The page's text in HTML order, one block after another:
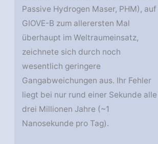
Passive Hydrogen Maser, PHM), auf
GIOVE-B zum allerersten Mal
überhaupt im Weltraumeinsatz,
zeichnete sich durch noch
wesentlich geringere
Gangabweichungen aus. Ihr Fehler
liegt bei nur rund einer Sekunde alle
drei Millionen Jahre (~1
Nanosekunde pro Tag).